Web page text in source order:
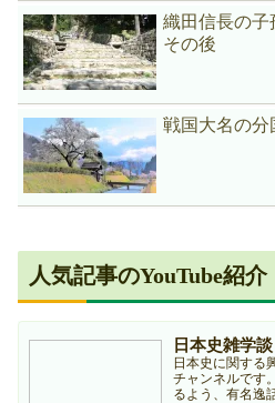
織田信長の
その後
戦国大名の分
人気記事のYouTube紹介
日本史雑学談
日本史に関する
チャンネルです
るよう、有名逸